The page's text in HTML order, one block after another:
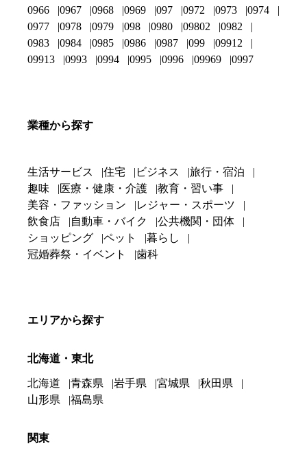
0966
0967 0968 0969 097 0972 0973
0974
0977
0978 0979 098 0980 09802
0982
0983
0984 0985 0986 0987 099
09912
09913
0993 0994 0995 0996 09969 0997
業種から探す
生活サービス 住宅 ビジネス
旅行・宿泊
趣味
医療・健康・介護
教育・習い事
美容・ファッション
レジャー・スポーツ
飲食店
自動車・バイク
公共機関・団体
ショッピング
ペット
暮らし
冠婚葬祭・イベント
歯科
エリアから探す
北海道・東北
北海道 青森県 岩手県 宮城県
秋田県
山形県
福島県
関東